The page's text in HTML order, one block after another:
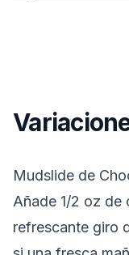
Mudslide de
Añade 1/2 oz de
refrescante giro